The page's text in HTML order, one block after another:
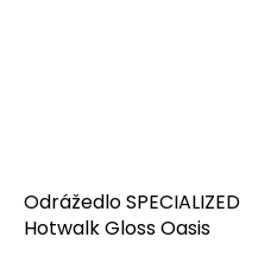
Odrážedlo SPECIALIZED
Hotwalk Gloss Oasis